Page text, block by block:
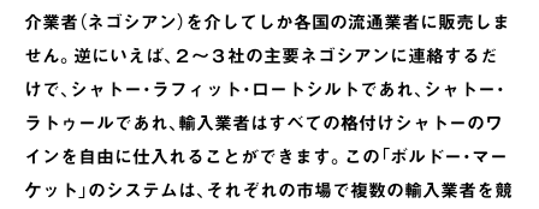
介業者（ネゴシアン）を介してしか各国の流通業者に販売しま
せん。逆にいえば、２～３社の主要ネゴシアンに連絡するだ
けで、シャトー・ラフィット・ロートシルトであれ、シャトー・
ラトゥールであれ、輸入業者はすべての格付けシャトーのワ
インを自由に仕入れることができます。この「ボルドー・マー
ケット」のシステムは、それぞれの市場で複数の輸入業者を競